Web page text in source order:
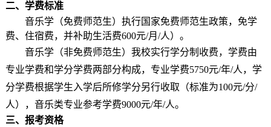
二、 学费标准
音乐学（免费师范生） 执行国家免费师范生政策， 免学
费、住宿费，并补助生活费600元/月 /人）。
音乐学（非免费师范生） 我校实行学分制收费，学费由
专业学费和学分学费两部分构成，专业学费5750元/年/人，学
分学费根据学生入学后所修学分另行收取（标准为100元/分/
人），音乐类专业参考学费9000元/年/人。
三、报考资格